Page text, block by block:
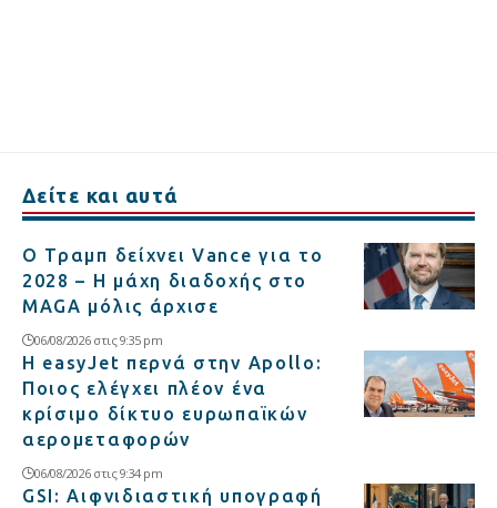
Δείτε και αυτά
Ο Τραμπ δείχνει Vance για το
2028 – Η μάχη διαδοχής στο
MAGA μόλις άρχισε
06/08/2026 στις 9:35 pm
Η easyJet περνά στην Apollo:
Ποιος ελέγχει πλέον ένα
κρίσιμο δίκτυο ευρωπαϊκών
αερομεταφορών
06/08/2026 στις 9:34 pm
GSI: Αιφνιδιαστική υπογραφή